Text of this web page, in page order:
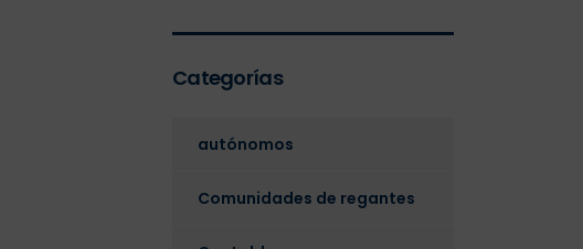
Categorías
autónomos
Comunidades de regantes